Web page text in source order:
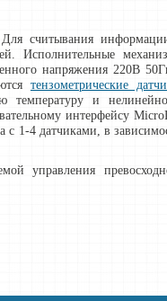
Для считывания
Исполнительные
напряжения 220В
тензометрические
температуру и
интерфейсу
с 1-4 датчиками, в
управления